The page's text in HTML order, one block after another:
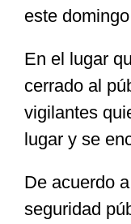
este
En el lugar
cerrado al
vigilantes
lugar y se
De acuerdo
seguridad